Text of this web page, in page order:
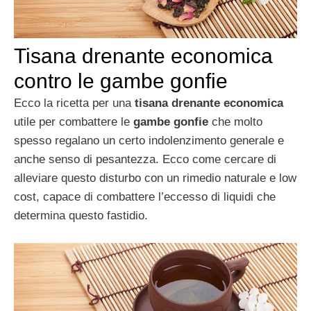
Tisana drenante economica
contro le gambe gonfie
Ecco la ricetta per unatisana drenante economica
utile per combattere le gambe gonfie che molto
spesso regalano un certo indolenzimento generale e
anche senso di pesantezza. Ecco come cercare di
alleviare questo disturbo con un rimedio naturale e low
cost, capace di combattere l’eccesso di liquidi che
determina questo fastidio.